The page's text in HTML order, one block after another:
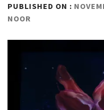
PUBLISHED ON :
NOOR